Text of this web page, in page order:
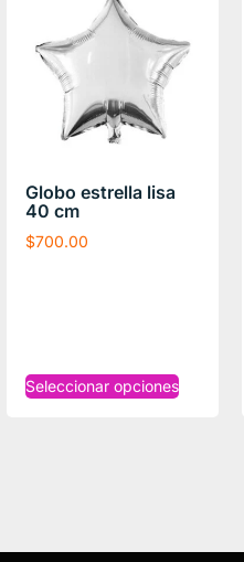
Globo estrella lisa
40 cm
$700.00
Seleccionar opciones